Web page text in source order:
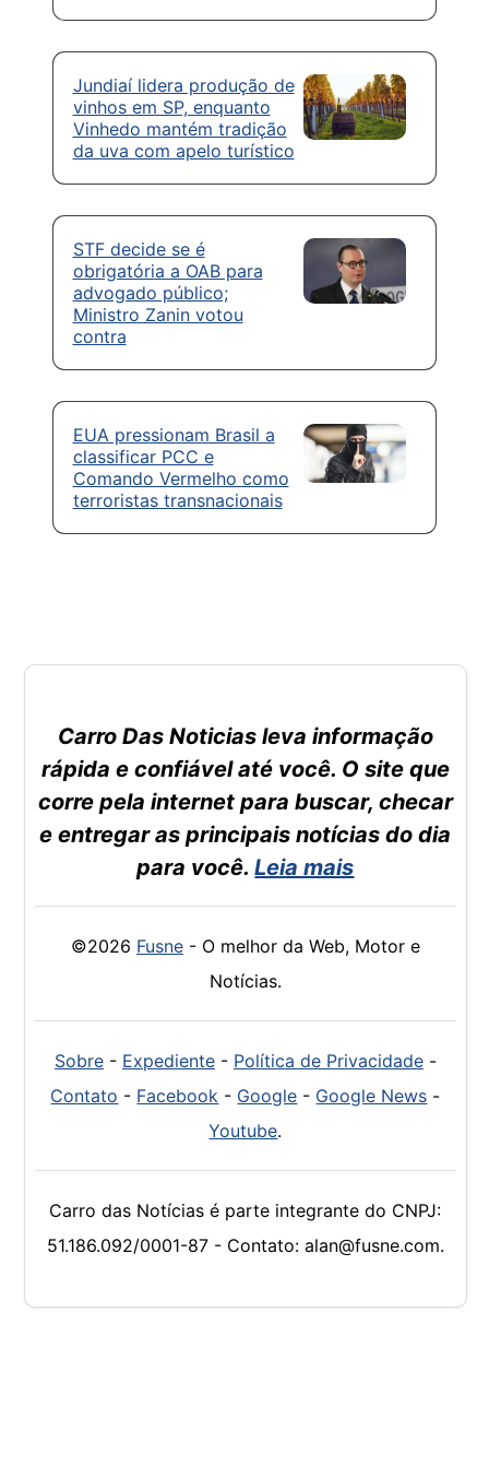
Jundiaí lidera produção de
vinhos em SP, enquanto
Vinhedo mantém tradição
da uva com apelo turístico
STF decide se é
obrigatória a OAB para
advogado público;
Ministro Zanin votou
contra
EUA pressionam Brasil a
classificar PCC e
Comando Vermelho como
terroristas transnacionais
Carro Das Noticias leva informação
rápida e confiável até você. O site que
corre pela internet para buscar, checar
e entregar as principais notícias do dia
para você.Leia mais
©2026 Fusne- O melhor da Web, Motor e
Notícias.
Sobre- Expediente- Política de Privacidade-
Contato - Facebook - Google - Google News -
Youtube.
Carro das Notícias é parte integrante do CNPJ:
51.186.092/0001-87 - Contato: alan@fusne.com.